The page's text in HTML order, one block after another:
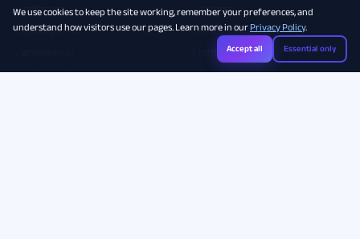
নোটিশ বোর্ড
আমাদের সম্পর্কে
ক্যারিয়ার গাইড
প্রতিরক্ষা
শিক্ষা
আইসিটি
We use cookies to keep the site working, remember your preferences, and
understand how visitors use our pages. Learn more in ourPrivacy Policy.
Accept all Essential only